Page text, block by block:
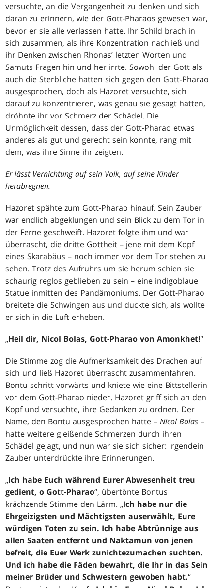
versuchte, an die Vergangenheit zu denken und sich
daran zu erinnern, wie der Gott-Pharaos gewesen war,
bevor er sie alle verlassen hatte. Ihr Schild brach in
sich zusammen, als ihre Konzentration nachließ und
ihr Denken zwischen Rhonas’ letzten Worten und
Samuts Fragen hin und her irrte. Sowohl der Gott als
auch die Sterbliche hatten sich gegen den Gott-Pharao
ausgesprochen, doch als Hazoret versuchte, sich
darauf zu konzentrieren, was genau sie gesagt hatten,
dröhnte ihr vor Schmerz der Schädel. Die
Unmöglichkeit dessen, dass der Gott-Pharao etwas
anderes als gut und gerecht sein konnte, rang mit
dem, was ihre Sinne ihr zeigten.
Er lässt Vernichtung auf sein Volk, auf seine Kinder
herabregnen.
Hazoret spähte zum Gott-Pharao hinauf. Sein Zauber
war endlich abgeklungen und sein Blick zu dem Tor in
der Ferne geschweift. Hazoret folgte ihm und war
überrascht, die dritte Gottheit – jene mit dem Kopf
eines Skarabäus – noch immer vor dem Tor stehen zu
sehen. Trotz des Aufruhrs um sie herum schien sie
schaurig reglos geblieben zu sein – eine indigoblaue
Statue inmitten des Pandämoniums. Der Gott-Pharao
breitete die Schwingen aus und duckte sich, als wollte
er sich in die Luft erheben.
„Heil dir, Nicol Bolas, Gott-Pharao von Amonkhet!“
Die Stimme zog die Aufmerksamkeit des Drachen auf
sich und ließ Hazoret überrascht zusammenfahren.
Bontu schritt vorwärts und kniete wie eine Bittstellerin
vor dem Gott-Pharao nieder. Hazoret griff sich an den
Kopf und versuchte, ihre Gedanken zu ordnen. Der
Name, den Bontu ausgesprochen hatte –Nicol Bolas –
hatte weitere gleißende Schmerzen durch ihren
Schädel gejagt, und nun war sie sich sicher: Irgendein
Zauber unterdrückte ihre Erinnerungen.
„Ich habe Euch während Eurer Abwesenheit treu
gedient, o Gott-Pharao“, übertönte Bontus
krächzende Stimme den Lärm. „Ich habe nur die
Ehrgeizigsten und Mächtigsten auserwählt, Eure
würdigen Toten zu sein. Ich habe Abtrünnige aus
allen Saaten entfernt und Naktamun von jenen
befreit, die Euer Werk zunichtezumachen suchten.
Und ich habe die Fäden bewahrt, die Ihr in das Sein
meiner Brüder und Schwestern gewoben habt.“